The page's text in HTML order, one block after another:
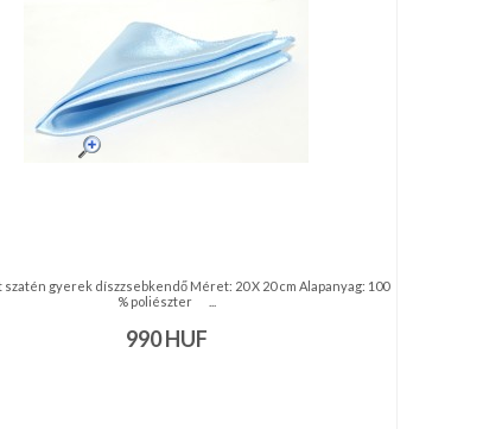
gyerek díszzsebkendő Méret: 20 X 20 cm Alapanyag: 100
% poliészter ...
990HUF